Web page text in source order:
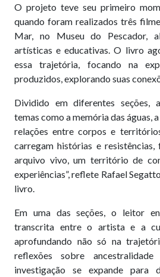
O projeto teve seu primeiro
quando foram realizados três
Mar, no Museu do Pescador,
artísticas e educativas. O livro
essa trajetória, focando na
produzidos, explorando suas
Dividido em diferentes seções,
temas como a memória das águas,
relações entre corpos e
carregam histórias e
arquivo vivo, um território de
experiências”, reflete Rafael
livro.
Em uma das seções, o leitor
transcrita entre o artista e a
aprofundando não só na
reflexões sobre
investigação se expande para